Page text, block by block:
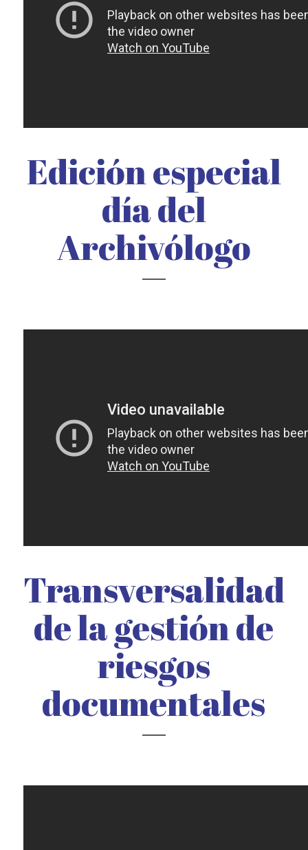
Edición especial
día del
Archivólogo
Transversalidad
de la gestión de
riesgos
documentales